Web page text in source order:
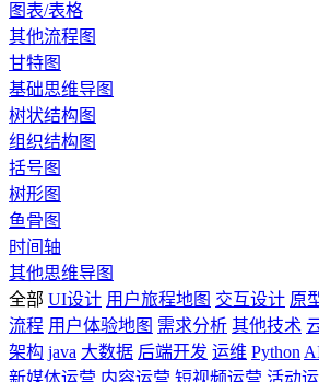
图表/表格
其他流程图
甘特图
基础思维导图
树状结构图
组织结构图
括号图
树形图
鱼骨图
时间轴
其他思维导图
全部 UI设计 用户旅程地图 交互设计 原
流程 用户体验地图 需求分析 其他技术
架构 java 大数据 后端开发 运维 Python
新媒体运营 内容运营 短视频运营 活动